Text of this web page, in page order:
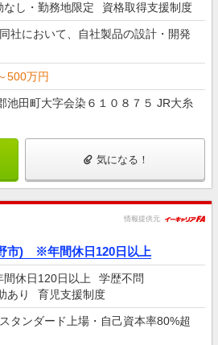
なし・勤務地限定 資格取得支援制度
同社において、自社製品の設計・開発
500万円
池田町大字会染６１０８７５ JR大糸
気になる！
情報提供元
市) ※年間休日120日以上
間休日120日以上
学歴不問
あり
育児支援制度
タンダード上場・自己資本率80%超